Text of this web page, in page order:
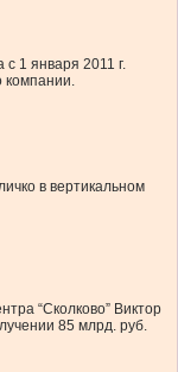
1 января 2011 г.
компании.
в вертикальном
“Сколково” Виктор
85 млрд. руб.